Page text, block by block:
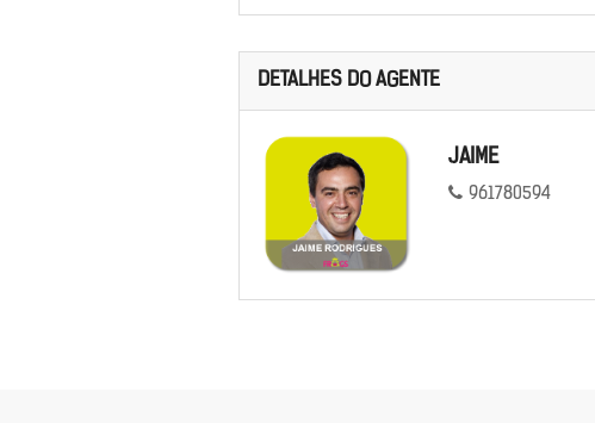
DETALHES DO AGENTE
JAIME
961780594